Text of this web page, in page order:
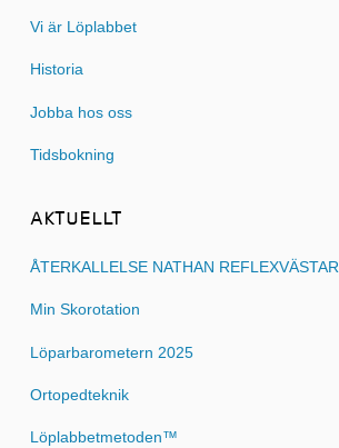
Vi är Löplabbet
Historia
Jobba hos oss
Tidsbokning
AKTUELLT
ÅTERKALLELSE NATHAN REFLEXVÄSTAR
Min Skorotation
Löparbarometern 2025
Ortopedteknik
Löplabbetmetoden™